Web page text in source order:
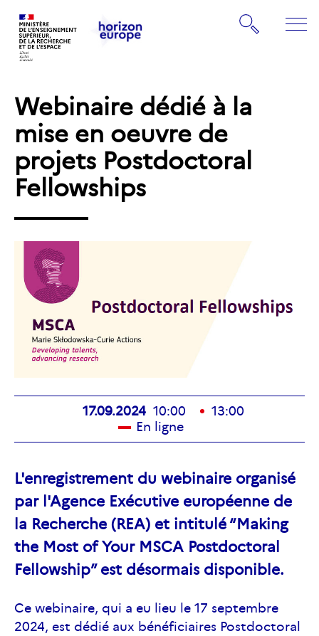
la
d'accueil
page
Rechercher
Webinaire dédié à la
mise en oeuvre de
projets Postdoctoral
Fellowships
17.09.2024 10:00
13:00
En ligne
L'enregistrement du webinaire organisé
par l'Agence Exécutive européenne de
la Recherche (REA) et intitulé “Making
the Most of Your MSCA Postdoctoral
Fellowship” est désormais disponible.
Ce webinaire, qui a eu lieu le 17 septembre
2024, est dédié aux bénéficiaires Postdoctoral